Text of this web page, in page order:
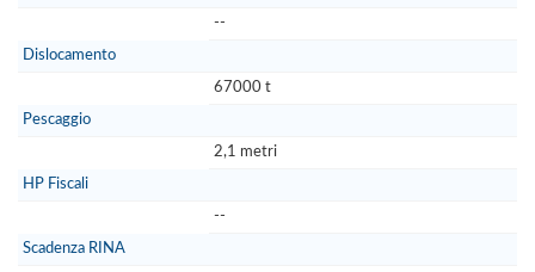
--
Dislocamento
67000 t
Pescaggio
2,1 metri
HP Fiscali
--
Scadenza RINA